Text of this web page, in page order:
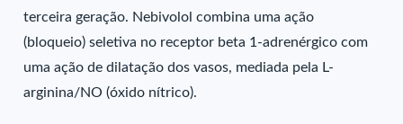
terceira geração. Nebivolol combina uma ação
(bloqueio) seletiva no receptor beta 1-adrenérgico com
uma ação de dilatação dos vasos, mediada pela L-
arginina/NO (óxido nítrico).